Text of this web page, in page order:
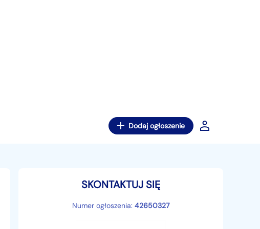
Dodaj ogłoszenie
SKONTAKTUJ SIĘ
Numer ogłoszenia: 42650327